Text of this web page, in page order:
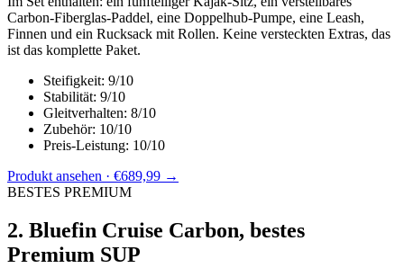
Carbon-Fiberglas-Paddel, eine Doppelhub-Pumpe, eine Leash,
Finnen und ein Rucksack mit Rollen. Keine versteckten Extras, das
ist das komplette Paket.
Steifigkeit: 9/10
Stabilität: 9/10
Gleitverhalten: 8/10
Zubehör: 10/10
Preis-Leistung: 10/10
Produkt ansehen · €689,99 →
BESTES PREMIUM
2. Bluefin Cruise Carbon, bestes
Premium SUP